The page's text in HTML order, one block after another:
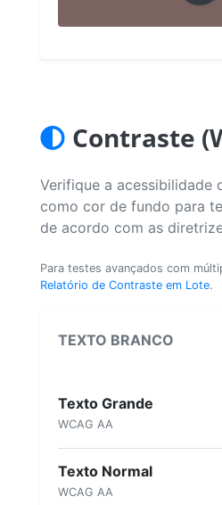
Contraste
Verifique a acessibilidade
como cor de fundo para
de acordo com as
Para testes avançados com
Relatório de Contraste em Lote.
TEXTO BRANCO
Texto Grande
WCAG AA
Texto Normal
WCAG AA